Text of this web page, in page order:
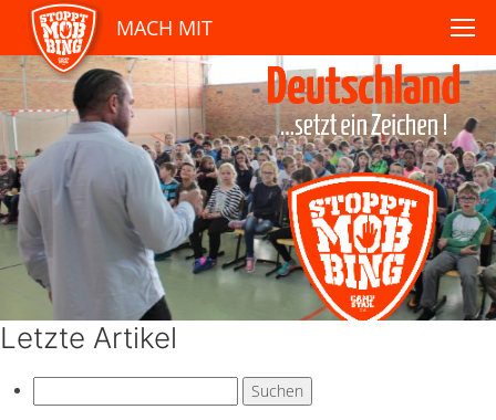
MACH MIT
Letzte Artikel
nach: